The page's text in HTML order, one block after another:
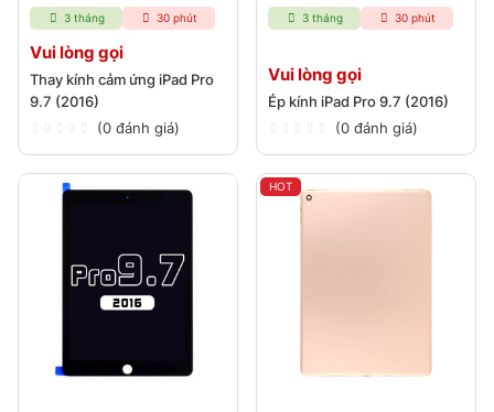
3 tháng 30 phút
Vui lòng gọi
Thay kính cảm ứng iPad Pro
9.7 (2016)
(0 đánh giá)
3 tháng 30 phút
Vui lòng gọi
Ép kính iPad Pro 9.7 (2016)
(0 đánh giá)
HOT